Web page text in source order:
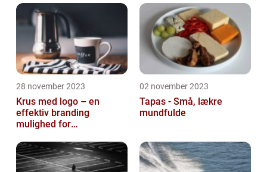
28 november 2023
Krus med logo – en
effektiv branding
mulighed for
02 november 2023
Tapas - Små, lækre
mundfulde